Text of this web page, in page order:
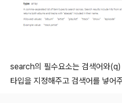
search의 필수요소는 검색어와
타입을 지정해주고 검색어를 넣어